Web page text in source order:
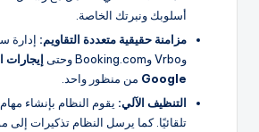
أسلوبك ونبرتك الخاصة.
مزامنة حقيقية متعددة التقاويم:
وVrbo وBooking.com وحتى
إيجارات
Google من منظور واحد.
التنظيف الآلي: يقوم النظام بإنشاء
تلقائيًا. كما يرسل النظام تذكيرات